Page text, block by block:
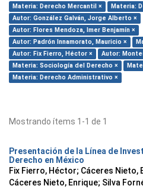
Materia: Derecho Mercantil ×
Materia:
Autor: González Galván, Jorge Alberto ×
Autor: Flores Mendoza, Imer Benjamín ×
Autor: Padrón Innamorato, Mauricio ×
Autor: Fix Fierro, Héctor ×
Autor:
Materia: Sociología del Derecho ×
Materia: Derecho Administrativo ×
Mostrando ítems 1-1 de 1
Presentación de la Línea de
Derecho en México
Fix Fierro, Héctor; Cáceres Nieto,
Cáceres Nieto, Enrique; Silva